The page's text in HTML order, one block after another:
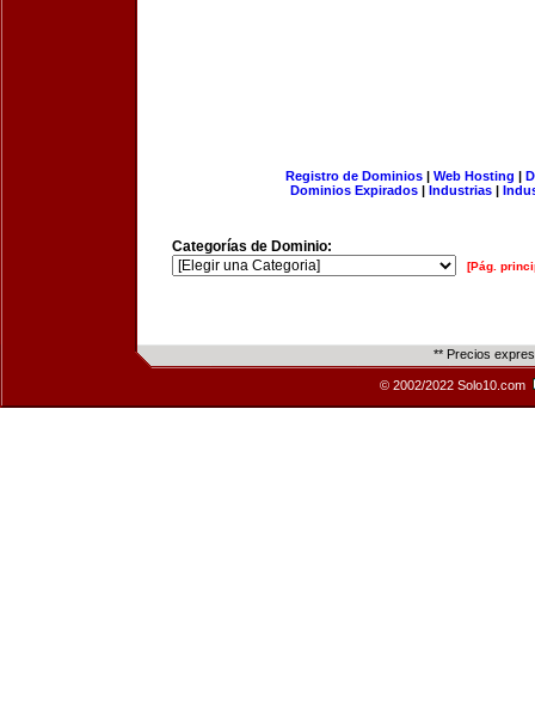
Registro de Dominios| Web Hosting |
Dominios Expirados | Industrias |
Categorías de Dominio:
[Pág.
** Precios
© 2002/2022 Solo10.com